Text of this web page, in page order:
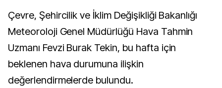
Çevre, Şehircilik ve İklim Değişikliği Bakanlığı
Meteoroloji Genel Müdürlüğü Hava Tahmin
Uzmanı Fevzi Burak Tekin, bu hafta için
beklenen hava durumuna ilişkin
değerlendirmelerde bulundu.